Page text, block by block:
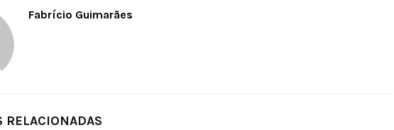
Fabrício Guimarães
RELACIONADAS